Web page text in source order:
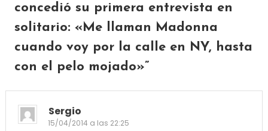
concedió su primera entrevista en
solitario: «Me llaman Madonna
cuando voy por la calle en NY, hasta
con el pelo mojado»”
Sergio
15/04/2014 a las 22:25